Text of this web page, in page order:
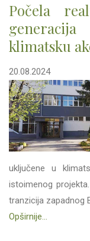
Počela
klimatsku
20.08.2024
uključene u
istoimenog
tranzicija zapadnog
Opširnije...